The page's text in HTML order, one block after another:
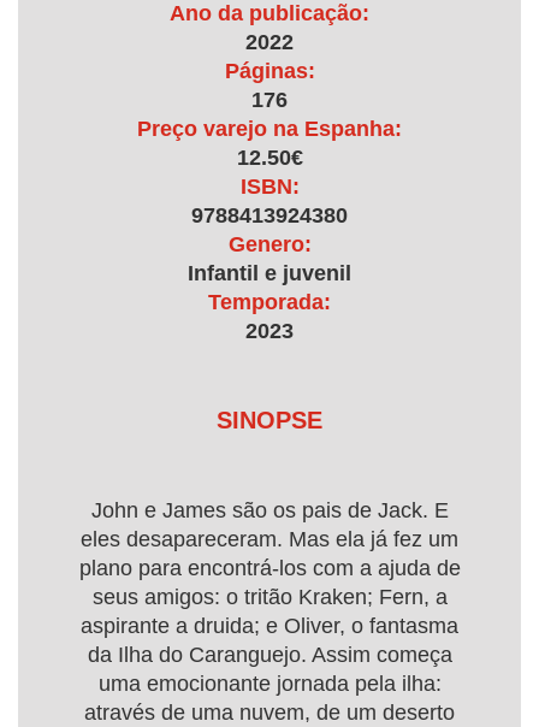
Ano da publicação:
2022
Páginas:
176
Preço varejo na Espanha:
12.50€
ISBN:
9788413924380
Genero:
Infantil e juvenil
Temporada:
2023
SINOPSE
John e James são os pais de Jack. E
eles desapareceram. Mas ela já fez um
plano para encontrá-los com a ajuda de
seus amigos: o tritão Kraken; Fern, a
aspirante a druida; e Oliver, o fantasma
da Ilha do Caranguejo. Assim começa
uma emocionante jornada pela ilha:
através de uma nuvem, de um deserto